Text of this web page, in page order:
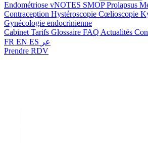
Endométriose vNOTES SMOPProlapsus
Contraception Hystéroscopie Cœlioscopie
Gynécologie endocrinienne
Cabinet Tarifs Glossaire FAQ Actualités
FR EN ES عر
Prendre RDV